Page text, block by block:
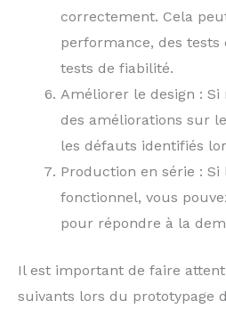
correctement. Cela
performance, des tests
tests de fiabilité.
Améliorer le design :
des améliorations sur
les défauts identifiés
Production en série :
fonctionnel, vous
pour répondre à la
Il est important de faire
suivants lors du prototypage